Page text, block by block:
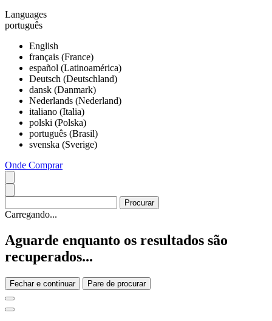
Languages
português
English
français (France)
español (Latinoamérica)
Deutsch (Deutschland)
dansk (Danmark)
Nederlands (Nederland)
italiano (Italia)
polski (Polska)
português (Brasil)
svenska (Sverige)
Onde Comprar
Carregando...
Aguarde enquanto os resultados são
recuperados...
Fechar e continuar Pare de procurar